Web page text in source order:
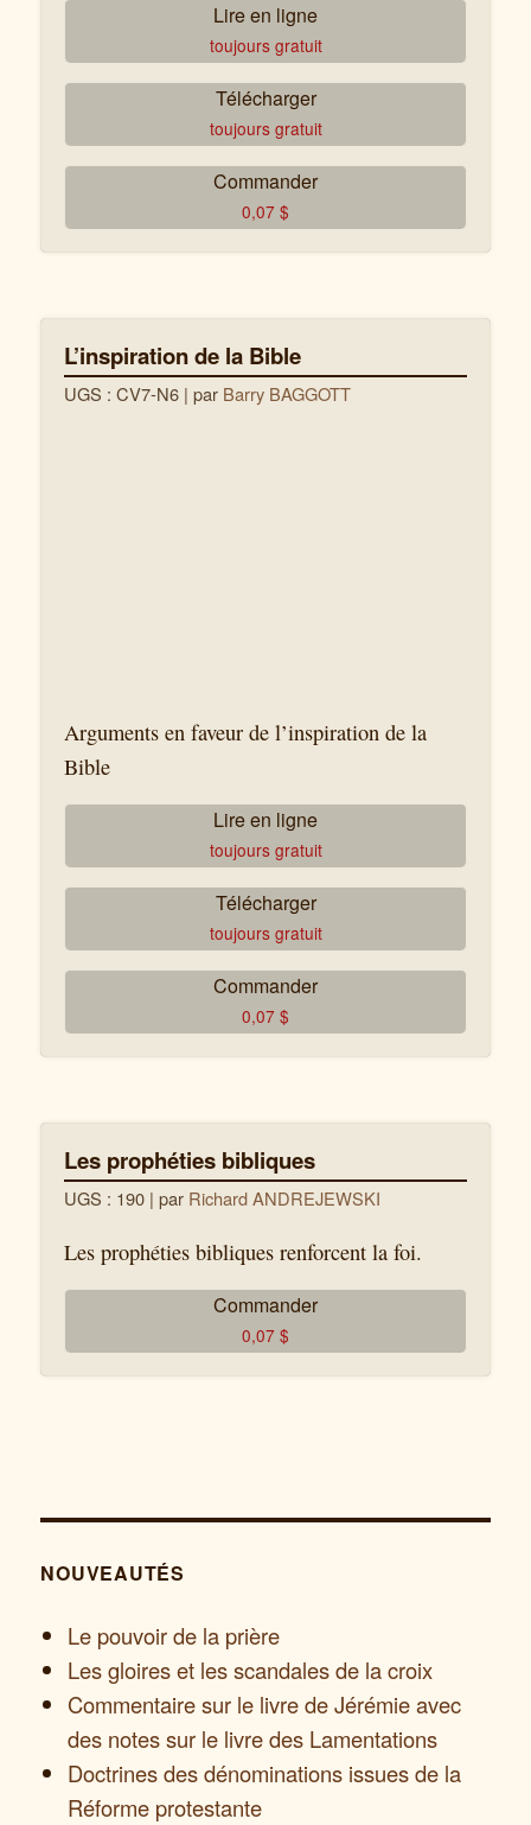
Lire en ligne
toujours gratuit
Télécharger
toujours gratuit
Commander
0,07 $
L’inspiration de la Bible
UGS : CV7-N6 | par Barry BAGGOTT
Arguments en faveur de l’inspiration de la
Bible
Lire en ligne
toujours gratuit
Télécharger
toujours gratuit
Commander
0,07 $
Les prophéties bibliques
UGS : 190 | par Richard ANDREJEWSKI
Les prophéties bibliques renforcent la foi.
Commander
0,07 $
NOUVEAUTÉS
Le pouvoir de la prière
Les gloires et les scandales de la croix
Commentaire sur le livre de Jérémie avec
des notes sur le livre des Lamentations
Doctrines des dénominations issues de la
Réforme protestante